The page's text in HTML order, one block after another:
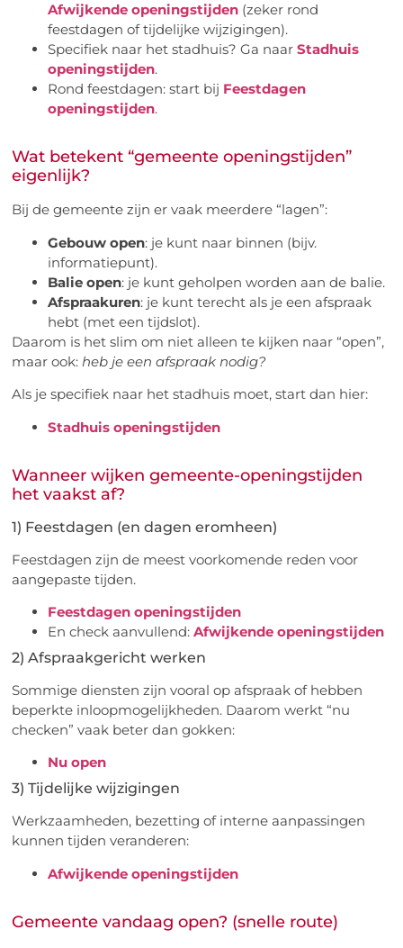
Afwijkende openingstijden (zeker rond
feestdagen of tijdelijke wijzigingen).
Specifiek naar het stadhuis? Ga naarStadhuis
openingstijden.
Rond feestdagen: start bij Feestdagen
openingstijden.
Wat betekent “gemeente openingstijden”
eigenlijk?
Bij de gemeente zijn er vaak meerdere “lagen”:
Gebouw open: je kunt naar binnen (bijv.
informatiepunt).
Balie open: je kunt geholpen worden aan de balie.
Afspraakuren: je kunt terecht als je een afspraak
hebt (met een tijdslot).
Daarom is het slim om niet alleen te kijken naar “open”,
maar ook:heb je een afspraak nodig?
Als je specifiek naar het stadhuis moet, start dan hier:
Stadhuis openingstijden
Wanneer wijken gemeente-openingstijden
het vaakst af?
1) Feestdagen (en dagen eromheen)
Feestdagen zijn de meest voorkomende reden voor
aangepaste tijden.
Feestdagen openingstijden
En check aanvullend:Afwijkende openingstijden
2) Afspraakgericht werken
Sommige diensten zijn vooral op afspraak of hebben
beperkte inloopmogelijkheden. Daarom werkt “nu
checken” vaak beter dan gokken:
Nu open
3) Tijdelijke wijzigingen
Werkzaamheden, bezetting of interne aanpassingen
kunnen tijden veranderen:
Afwijkende openingstijden
Gemeente vandaag open? (snelle route)